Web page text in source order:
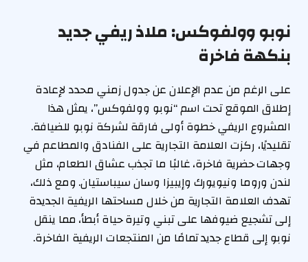
نوبو وولفوكس: ملاذ ريفي جديد
بنكهة فاخرة
على الرغم من عدم الإعلان عن جدول زمني محدد لإعادة
إطلاق الموقع تحت اسم “نوبو وولفوكس”، يمثل هذا
المشروع الريفي خطوة أولى فارقة لشركة نوبو للضيافة.
تقليديًا، ركزت العلامة التجارية على الفنادق والمطاعم في
وجهات حضرية فاخرة، غالبًا ما تجذب عشاق الطعام، مثل
لندن وروما ونيويورك وإيبيزا وسان سيباستيان. ومع ذلك،
تهدف العلامة التجارية من خلال مساحتها الريفية الجديدة
إلى تشجيع ضيوفها على تبني وتيرة حياة أبطأ، مما ينقل
نوبو إلى قطاع جديد تمامًا من المنتجعات الريفية الفاخرة.